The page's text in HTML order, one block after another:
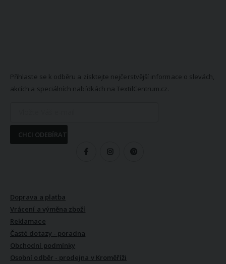
Přihlaste se k odběru a získtejte nejčerstvější informace o slevách,
akcích a speciálních nabídkách na TextilCentrum.cz.
CHCI ODEBÍRAT
Doprava a platba
Vrácení a výměna zboží
Reklamace
Časté dotazy - poradna
Obchodní podmínky
Osobní odběr - prodejna v Kroměříži